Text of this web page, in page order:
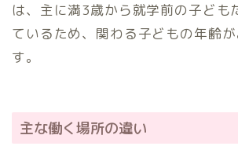
は、主に満3歳から就学前の子ども
ているため、関わる子どもの年齢
す。
主な働く場所の違い